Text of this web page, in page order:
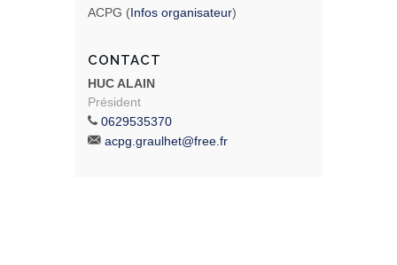
ACPG (Infos organisateur)
CONTACT
HUC ALAIN
Président
0629535370
acpg.graulhet@free.fr